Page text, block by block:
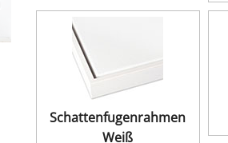
Schattenfugenrahmen
Weiß